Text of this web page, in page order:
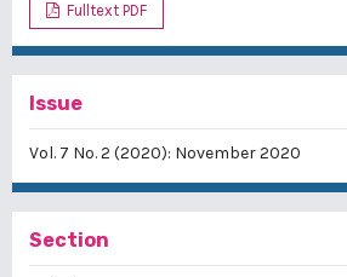
Fulltext PDF
Issue
Vol. 7 No. 2 (2020): November 2020
Section